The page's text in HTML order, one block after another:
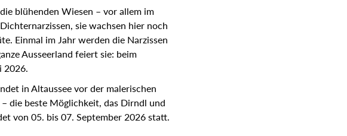
blühenden Wiesen – vor allem im
sie wachsen hier noch
Einmal im Jahr werden die Narzissen
Ausseerland feiert sie: beim
2026.
in Altaussee vor der malerischen
die beste Möglichkeit, das Dirndl und
von 05. bis 07. September 2026 statt.